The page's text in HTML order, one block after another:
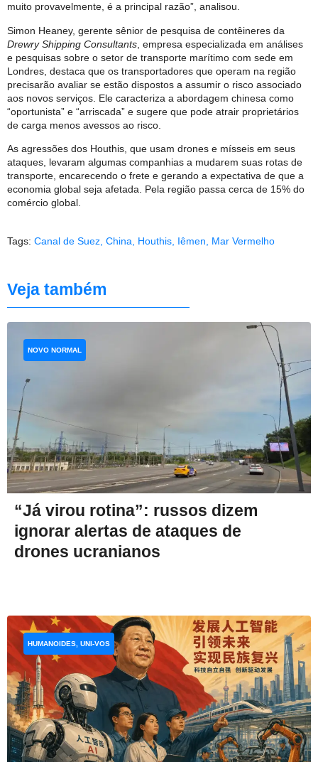
muito provavelmente, é a principal razão”, analisou.
Simon Heaney, gerente sênior de pesquisa de contêineres da
Drewry Shipping Consultants , empresa especializada em análises
e pesquisas sobre o setor de transporte marítimo com sede em
Londres, destaca que os transportadores que operam na região
precisarão avaliar se estão dispostos a assumir o risco associado
aos novos serviços. Ele caracteriza a abordagem chinesa como
“oportunista” e “arriscada” e sugere que pode atrair proprietários
de carga menos avessos ao risco.
As agressões dos Houthis, que usam drones e mísseis em seus
ataques, levaram algumas companhias a mudarem suas rotas de
transporte, encarecendo o frete e gerando a expectativa de que a
economia global seja afetada. Pela região passa cerca de 15% do
comércio global.
Tags: Canal de Suez China Houthis Iêmen Mar Vermelho
Veja também
“Já virou rotina”: russos dizem
ignorar alertas de ataques de
drones ucranianos
NOVO NORMAL
HUMANOIDES, UNI-VOS